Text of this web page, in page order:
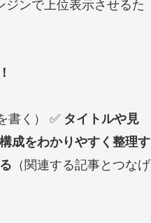
書く） ✅ タイトルや見
成をわかりやすく整理す
（関連する記事とつなげ